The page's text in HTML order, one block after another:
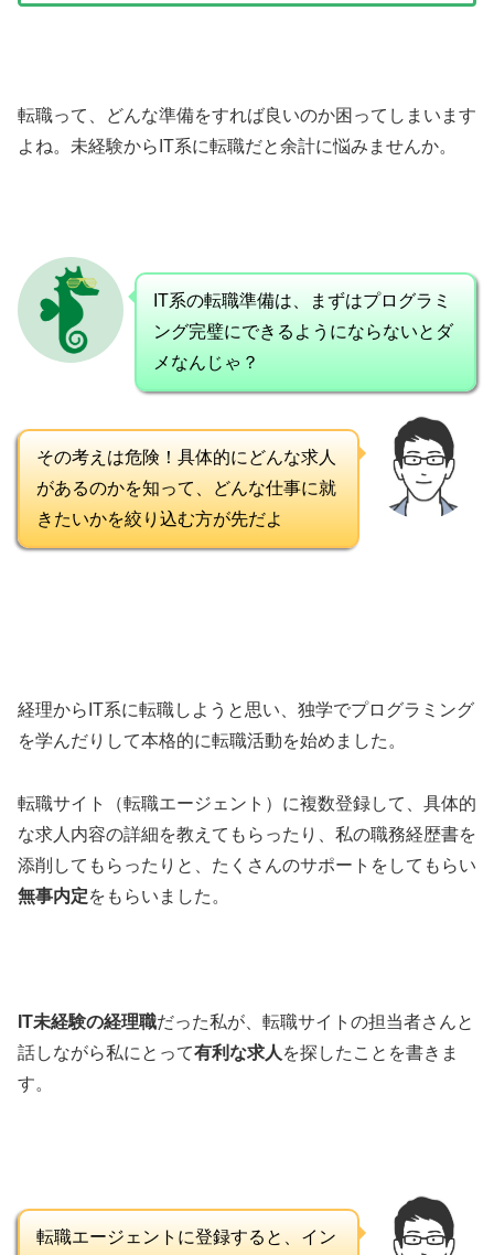
転職って、どんな準備をすれば良いのか困ってしまいます
よね。未経験からIT系に転職だと余計に悩みませんか。
IT系の転職準備は、まずはプログラミ
ング完璧にできるようにならないとダ
メなんじゃ？
その考えは危険！具体的にどんな求人
があるのかを知って、どんな仕事に就
きたいかを絞り込む方が先だよ
経理からIT系に転職しようと思い、独学でプログラミング
を学んだりして本格的に転職活動を始めました。
転職サイト（転職エージェント）に複数登録して、具体的
な求人内容の詳細を教えてもらったり、私の職務経歴書を
添削してもらったりと、たくさんのサポートをしてもらい
無事内定をもらいました。
IT未経験の経理職だった私が、転職サイトの担当者さんと
話しながら私にとって有利な求人 を探したことを書きま
す。
転職エージェントに登録すると、イン